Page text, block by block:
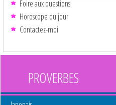
Foire aux questions
Horoscope du jour
Contactez-moi
PROVERBES